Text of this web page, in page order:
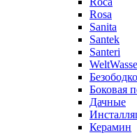
Rosa
Sanita
Santek
Santeri
Боковая
Дачные
Керамин